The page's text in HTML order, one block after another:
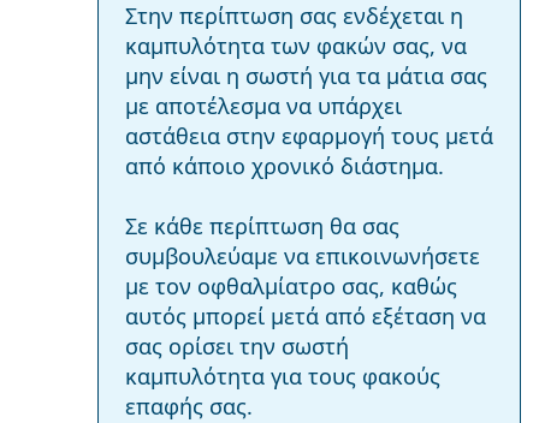
Στην περίπτωση σας ενδέχεται η
καμπυλότητα των φακών σας, να
μην είναι η σωστή για τα μάτια σας
με αποτέλεσμα να υπάρχει
αστάθεια στην εφαρμογή τους μετά
από κάποιο χρονικό διάστημα.
Σε κάθε περίπτωση θα σας
συμβουλεύαμε να επικοινωνήσετε
με τον οφθαλμίατρο σας, καθώς
αυτός μπορεί μετά από εξέταση να
σας ορίσει την σωστή
καμπυλότητα για τους φακούς
επαφής σας.